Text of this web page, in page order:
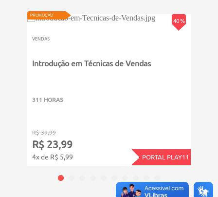
40 %
PROMOÇÃO
VENDAS
Introdução em Técnicas de Vendas
311 HORAS
R$ 39,99
R$ 23,99
4x de R$ 5,99 PORTAL PLAY11